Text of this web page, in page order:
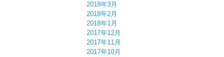
2018年3月
2018年2月
2018年1月
2017年12月
2017年11月
2017年10月